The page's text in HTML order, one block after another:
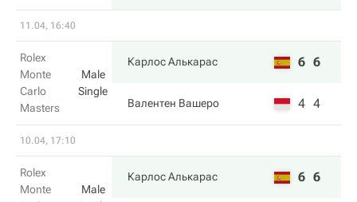
11.04, 16:40
Rolex
Monte
Carlo
Masters
Male
Single
Карлос Алькарас 6 6
Валентен Вашеро 4 4
10.04, 17:10
Rolex
Monte
Male
Карлос Алькарас 6 6